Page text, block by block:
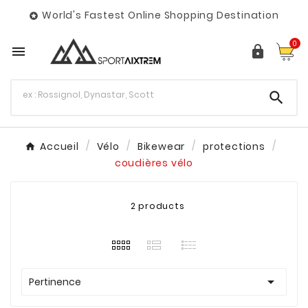
 World's Fastest Online Shopping Destination
  0

Accueil Vélo Bikewear
protections
coudières vélo
2 products
Pertinence 